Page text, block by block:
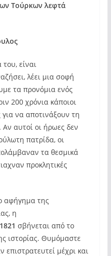
Τούρκων λεφτά
είναι
λέει μια σοφή
τα προνόμια ενός
200 χρόνια κάποιοι
να αποτινάξουν τη
αυτοί οι ήρωες δεν
πατρίδα, οι
τα θεσμικά
προκλητικές
αφήγημα της
η
σβήνεται από το
ιστορίας. Θυμόμαστε
επιστρατευτεί μέχρι και